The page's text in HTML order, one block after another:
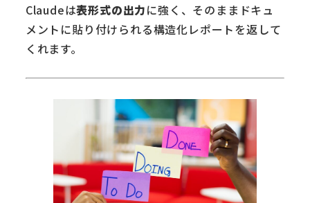
Claudeは表形式の出力に強く、そのままドキュ
メントに貼り付けられる構造化レポートを返して
くれます。